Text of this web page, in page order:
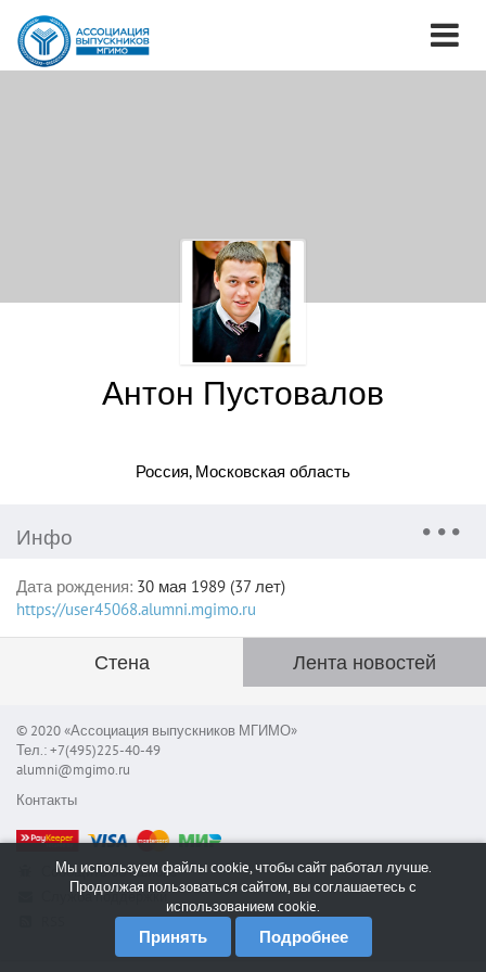
Антон Пустовалов
Россия, Московская область
Инфо
Дата рождения: 30 мая 1989 (37 лет)
https://user45068.alumni.mgimo.ru
Стена Лента новостей
© 2020 «Ассоциация выпускников МГИМО»
Тел.: +7(495)225-40-49
alumni@mgimo.ru
Контакты
Сообщить об ошибке
Служба поддержки
Мы используем файлы cookie, чтобы сайт работал лучше.
Продолжая пользоваться сайтом, вы соглашаетесь с
использованием cookie.
Принять Подробнее